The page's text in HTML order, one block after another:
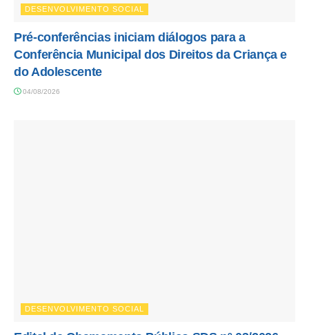
DESENVOLVIMENTO SOCIAL
Pré-conferências iniciam diálogos para a
Conferência Municipal dos Direitos da Criança e
do Adolescente
04/08/2026
DESENVOLVIMENTO SOCIAL